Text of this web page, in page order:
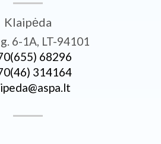
Klaipėda
6-1A, LT-94101
68296
314164